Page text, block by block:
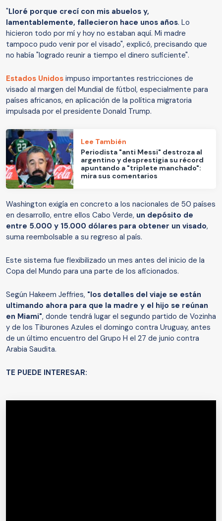
"Lloré porque crecí con mis abuelos y,
lamentablemente, fallecieron hace unos años. Lo
hicieron todo por mí y hoy no estaban aquí. Mi madre
tampoco pudo venir por el visado", explicó, precisando que
no había "logrado reunir a tiempo el dinero suficiente".
Estados Unidos impuso importantes restricciones de
visado al margen del Mundial de fútbol, especialmente para
países africanos, en aplicación de la política migratoria
impulsada por el presidente Donald Trump.
Lee También
Periodista "anti Messi" destroza al
argentino y desprestigia su récord
apuntando a "triplete manchado":
mira sus comentarios
Washington exigía en concreto a los nacionales de 50 países
en desarrollo, entre ellos Cabo Verde, un depósito de
entre 5.000 y 15.000 dólares para obtener un visado,
suma reembolsable a su regreso al país.
Este sistema fue flexibilizado un mes antes del inicio de la
Copa del Mundo para una parte de los aficionados.
Según Hakeem Jeffries, "los detalles del viaje se están
ultimando ahora para que la madre y el hijo se reúnan
en Miami", donde tendrá lugar el segundo partido de Vozinha
y de los Tiburones Azules el domingo contra Uruguay, antes
de un último encuentro del Grupo H el 27 de junio contra
Arabia Saudita.
TE PUEDE INTERESAR: